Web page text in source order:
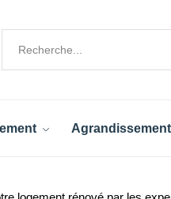
Agrandissement